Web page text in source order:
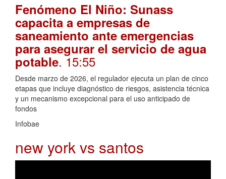
Fenómeno El Niño: Sunass
capacita a empresas de
saneamiento ante emergencias
para asegurar el servicio de agua
potable. 15:55
Desde marzo de 2026, el regulador ejecuta un plan de cinco
etapas que incluye diagnóstico de riesgos, asistencia técnica
y un mecanismo excepcional para el uso anticipado de
fondos
Infobae
new york vs santos